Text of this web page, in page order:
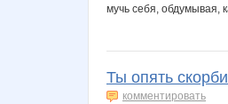
мучь себя, обдумывая,
Ты опять
комментировать